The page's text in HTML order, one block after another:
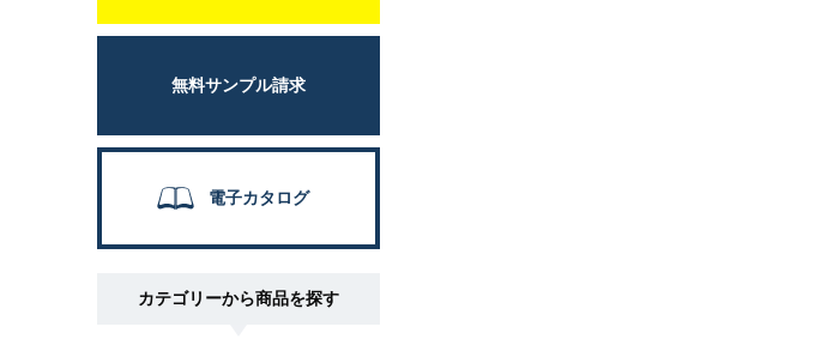
無料サンプル請求
電子カタログ
カテゴリーから商品を探す